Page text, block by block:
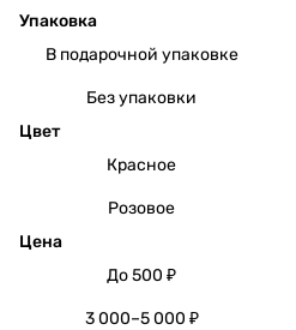
Упаковка
В подарочной упаковке
Без упаковки
Цвет
Красное
Розовое
Цена
До 500 ₽
3 000–5 000 ₽